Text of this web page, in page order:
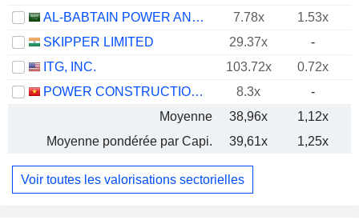
AL-BABTAIN POWER AND TELECOMMUNICATIONS COMPANY
7.78x
1.53x
SKIPPER LIMITED
29.37x
-
ITG, INC.
103.72x
0.72x
POWER CONSTRUCTIONNO.1
8.3x
-
Moyenne
38,96x
1,12x
Moyenne pondérée par Capi.
39,61x 1,25x
Voir toutes les valorisations sectorielles